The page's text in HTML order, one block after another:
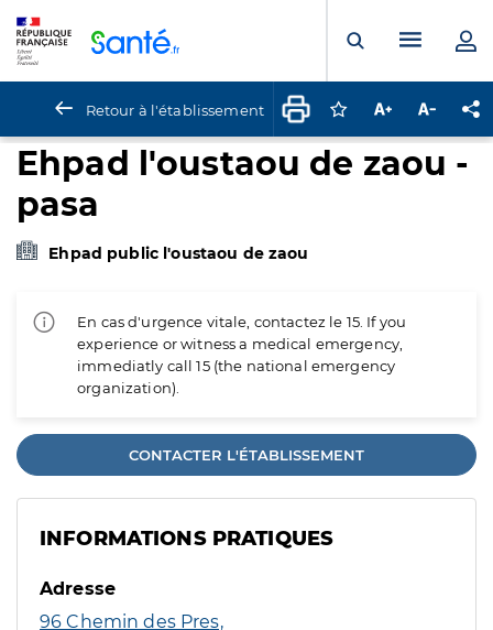
Ouvrir laMenu
Retour à l'établissement Connectez-vous
Augmenter la
Ehpad l'oustaou de zaou -
pasa
Ehpad public l'oustaou de zaou
En cas d'urgence vitale, contactez le 15. If you
experience or witness a medical emergency,
immediatly call 15 (the national emergency
organization).
CONTACTER L'ÉTABLISSEMENT
INFORMATIONS PRATIQUES
Adresse
96 Chemin des Pres,